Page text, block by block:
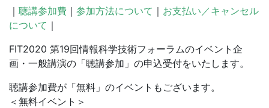
｜ 聴講参加費 ｜ 参加方法について ｜ お支払い／キャンセル
について ｜
FIT2020 第19回情報科学技術フォーラムのイベント企
画・一般講演の「聴講参加」の申込受付をいたします。
聴講参加費が「無料」のイベントもございます。
＜無料イベント＞